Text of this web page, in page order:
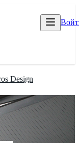
Design